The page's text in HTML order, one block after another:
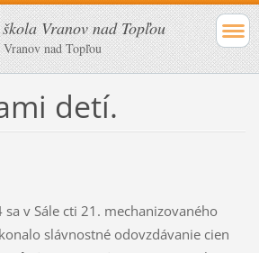
Vranov nad Topľou
nad Topľou
detí.
v Sále cti 21. mechanizovaného
slávnostné odovzdávanie cien